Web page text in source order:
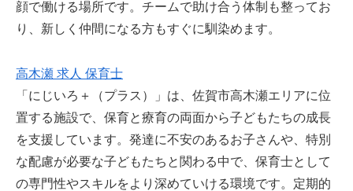
顔で働ける場所です。チームで助け合う体制も整ってお
り、新しく仲間になる方もすぐに馴染めます。
高木瀬 求人 保育士
「にじいろ＋（プラス）」は、佐賀市高木瀬エリアに位
置する施設で、保育と療育の両面から子どもたちの成長
を支援しています。発達に不安のあるお子さんや、特別
な配慮が必要な子どもたちと関わる中で、保育士として
の専門性やスキルをより深めていける環境です。定期的